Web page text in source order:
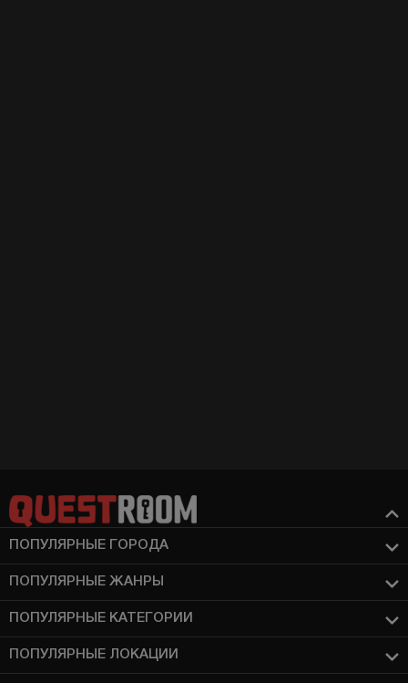
ПОПУЛЯРНЫЕ ГОРОДА
ПОПУЛЯРНЫЕ ЖАНРЫ
ПОПУЛЯРНЫЕ КАТЕГОРИИ
ПОПУЛЯРНЫЕ ЛОКАЦИИ